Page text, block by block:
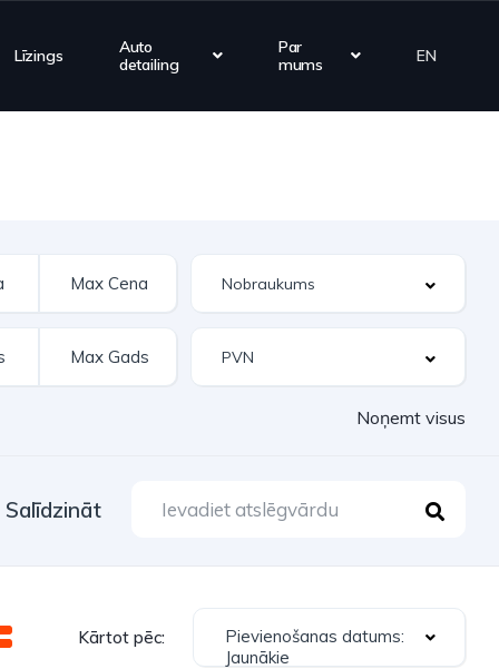
Līzings
Auto
detailing
Par
mums
EN
Noņemt visus
Salīdzināt
Kārtot pēc:
Pievienošanas datums:
Jaunākie